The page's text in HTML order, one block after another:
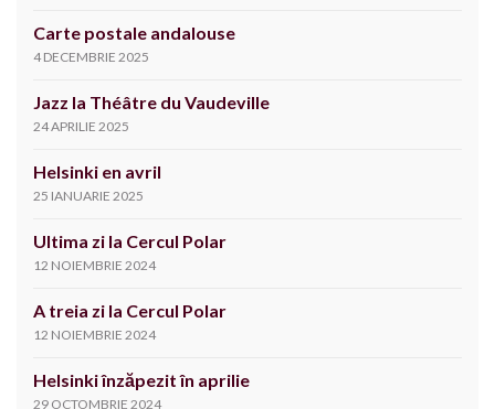
Carte postale andalouse
4 DECEMBRIE 2025
Jazz la Théâtre du Vaudeville
24 APRILIE 2025
Helsinki en avril
25 IANUARIE 2025
Ultima zi la Cercul Polar
12 NOIEMBRIE 2024
A treia zi la Cercul Polar
12 NOIEMBRIE 2024
Helsinki înzăpezit în aprilie
29 OCTOMBRIE 2024